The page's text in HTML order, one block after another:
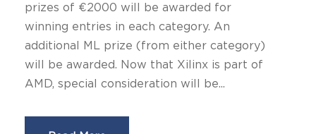
prizes of €2000 will be awarded for
winning entries in each category. An
additional ML prize (from either category)
will be awarded. Now that Xilinx is part of
AMD, special consideration will be...